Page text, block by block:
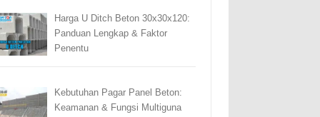
Harga U Ditch Beton 30x30x120:
Panduan Lengkap & Faktor
Penentu
Kebutuhan Pagar Panel Beton:
Keamanan & Fungsi Multiguna